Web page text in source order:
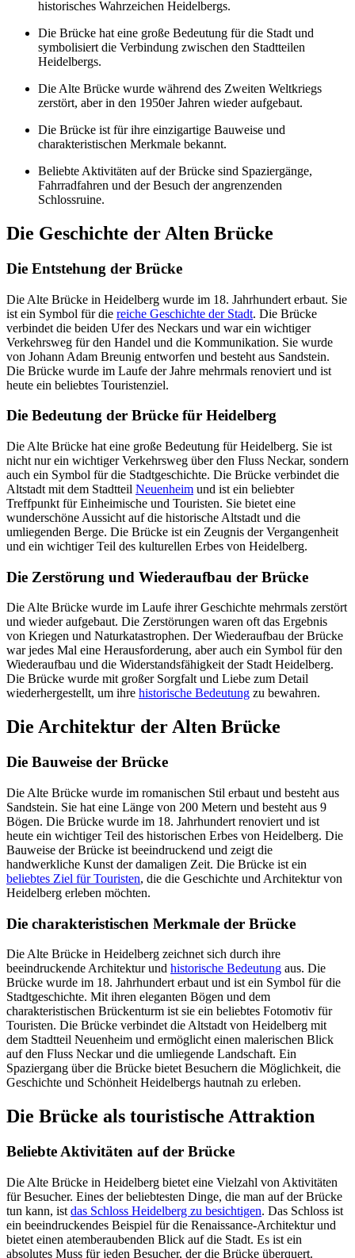
historisches Wahrzeichen Heidelbergs.
Die Brücke hat eine große Bedeutung für die Stadt und
symbolisiert die Verbindung zwischen den Stadtteilen
Heidelbergs.
Die Alte Brücke wurde während des Zweiten Weltkriegs
zerstört, aber in den 1950er Jahren wieder aufgebaut.
Die Brücke ist für ihre einzigartige Bauweise und
charakteristischen Merkmale bekannt.
Beliebte Aktivitäten auf der Brücke sind Spaziergänge,
Fahrradfahren und der Besuch der angrenzenden
Schlossruine.
Die Geschichte der Alten Brücke
Die Entstehung der Brücke
Die Alte Brücke in Heidelberg wurde im 18. Jahrhundert erbaut. Sie
ist ein Symbol für die reiche Geschichte der Stadt. Die Brücke
verbindet die beiden Ufer des Neckars und war ein wichtiger
Verkehrsweg für den Handel und die Kommunikation. Sie wurde
von Johann Adam Breunig entworfen und besteht aus Sandstein.
Die Brücke wurde im Laufe der Jahre mehrmals renoviert und ist
heute ein beliebtes Touristenziel.
Die Bedeutung der Brücke für Heidelberg
Die Alte Brücke hat eine große Bedeutung für Heidelberg. Sie ist
nicht nur ein wichtiger Verkehrsweg über den Fluss Neckar, sondern
auch ein Symbol für die Stadtgeschichte. Die Brücke verbindet die
Altstadt mit dem Stadtteil Neuenheim und ist ein beliebter
Treffpunkt für Einheimische und Touristen. Sie bietet eine
wunderschöne Aussicht auf die historische Altstadt und die
umliegenden Berge. Die Brücke ist ein Zeugnis der Vergangenheit
und ein wichtiger Teil des kulturellen Erbes von Heidelberg.
Die Zerstörung und Wiederaufbau der Brücke
Die Alte Brücke wurde im Laufe ihrer Geschichte mehrmals zerstört
und wieder aufgebaut. Die Zerstörungen waren oft das Ergebnis
von Kriegen und Naturkatastrophen. Der Wiederaufbau der Brücke
war jedes Mal eine Herausforderung, aber auch ein Symbol für den
Wiederaufbau und die Widerstandsfähigkeit der Stadt Heidelberg.
Die Brücke wurde mit großer Sorgfalt und Liebe zum Detail
wiederhergestellt, um ihre historische Bedeutung zu bewahren.
Die Architektur der Alten Brücke
Die Bauweise der Brücke
Die Alte Brücke wurde im romanischen Stil erbaut und besteht aus
Sandstein. Sie hat eine Länge von 200 Metern und besteht aus 9
Bögen. Die Brücke wurde im 18. Jahrhundert renoviert und ist
heute ein wichtiger Teil des historischen Erbes von Heidelberg. Die
Bauweise der Brücke ist beeindruckend und zeigt die
handwerkliche Kunst der damaligen Zeit. Die Brücke ist ein
beliebtes Ziel für Touristen, die die Geschichte und Architektur von
Heidelberg erleben möchten.
Die charakteristischen Merkmale der Brücke
Die Alte Brücke in Heidelberg zeichnet sich durch ihre
beeindruckende Architektur und historische Bedeutung aus. Die
Brücke wurde im 18. Jahrhundert erbaut und ist ein Symbol für die
Stadtgeschichte. Mit ihren eleganten Bögen und dem
charakteristischen Brückenturm ist sie ein beliebtes Fotomotiv für
Touristen. Die Brücke verbindet die Altstadt von Heidelberg mit
dem Stadtteil Neuenheim und ermöglicht einen malerischen Blick
auf den Fluss Neckar und die umliegende Landschaft. Ein
Spaziergang über die Brücke bietet Besuchern die Möglichkeit, die
Geschichte und Schönheit Heidelbergs hautnah zu erleben.
Die Brücke als touristische Attraktion
Beliebte Aktivitäten auf der Brücke
Die Alte Brücke in Heidelberg bietet eine Vielzahl von Aktivitäten
für Besucher. Eines der beliebtesten Dinge, die man auf der Brücke
tun kann, ist das Schloss Heidelberg zu besichtigen. Das Schloss ist
ein beeindruckendes Beispiel für die Renaissance-Architektur und
bietet einen atemberaubenden Blick auf die Stadt. Es ist ein
absolutes Muss für jeden Besucher, der die Brücke überquert.